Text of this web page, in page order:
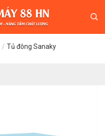
/ Tủ đông Sanaky